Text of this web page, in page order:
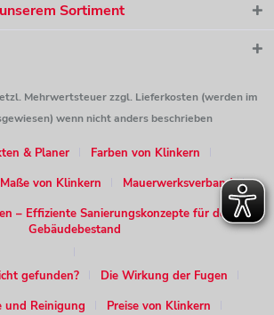
Sortiment
Mehrwertsteuer zzgl. Lieferkosten (werden im
wenn nicht anders beschrieben
& Planer
Farben von Klinkern
von Klinkern
Mauerwerksverband
– Effiziente Sanierungskonzepte für den
Gebäudebestand
gefunden?
Die Wirkung der Fugen
und Reinigung
Preise von Klinkern